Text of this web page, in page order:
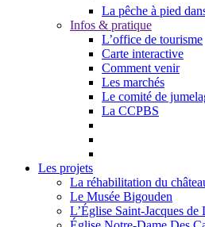
La pêche à pied
Infos & pratique
L’office de tourisme
Carte interactive
Comment venir
Les marchés
Le comité de
La CCPBS
Les projets
La réhabilitation du
Le Musée Bigouden
L’Église Saint-Jacques de